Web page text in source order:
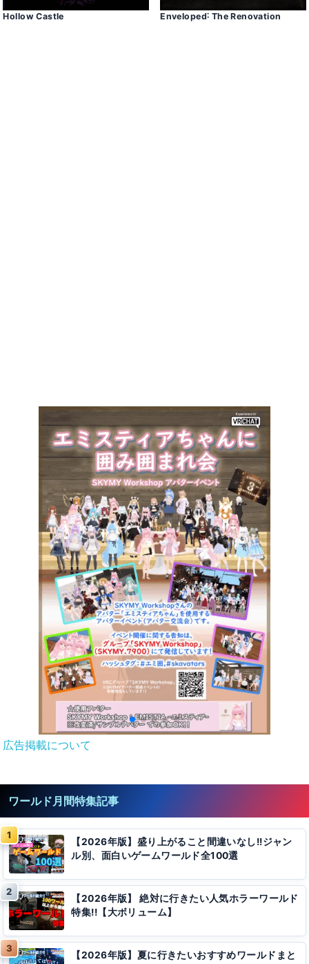
Hollow Castle Enveloped˸ The Renovation
広告掲載について
ワールド月間特集記事
【2026年版】盛り上がること間違いなし!!ジャン
ル別、面白いゲームワールド全100選
【2026年版】 絶対に行きたい人気ホラーワールド
特集!!【大ボリューム】
【2026年版】夏に行きたいおすすめワールドまと